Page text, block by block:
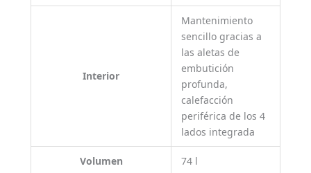
Interior
Mantenimiento
sencillo gracias a
las aletas de
embutición
profunda,
calefacción
periférica de los 4
lados integrada
Volumen 74 l